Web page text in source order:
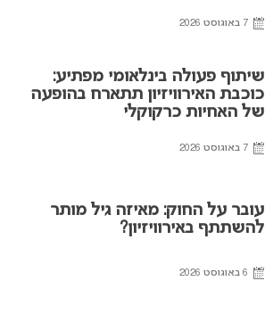
7 באוגוסט 2026
שיתוף פעולה בינלאומי מפתיע:
כוכבת האירוויזיון תתארח בהופעה
של האחיות כרקוקלי
7 באוגוסט 2026
עובר על החוק: מאיזה גיל מותר
להשתתף באירוויזיון?
6 באוגוסט 2026